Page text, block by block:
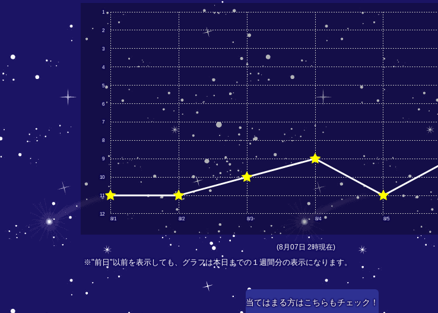
8/1 8/2 8/3 8/4 8/5
12
11
10
9
8
7
6
5
4
3
2
1
(8月07日 2時現在)
※"前日"以前を表示しても、グラフは本日までの１週間分の表示になります。
当てはまる方はこちらもチェック！